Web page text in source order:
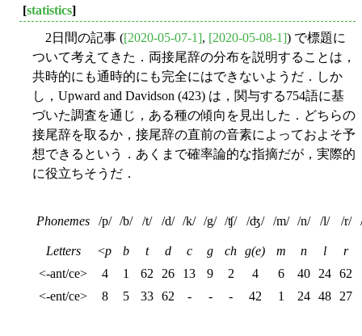
[statistics]
2日間の記事 ([2020-05-07-1], [2020-05-08-1]) で標題に
ついて考えてきた．両接尾辞の分布を説明することは，
共時的にも通時的にも完全にはできないようだ．しか
し，Upward and Davidson (423) は，関与する754語に基
づいた調査を通じ，ある種の傾向を見出した．どちらの
接尾辞を取るか，接尾辞の直前の音素によっておよそ予
想できるという．あくまで確率論的な指摘だが，実際的
に役立ちそうだ．
Phonemes /p/ /b/ /t/ /d/ /k/ /g/ /ʧ/ /ʤ/ /m/ /n/ /l/ /r/
Letters <p b t d c g ch g(e) m n l
r
<-ant/ce>
4 1 62 26 13 9 2 4 6 40 24 62
<-ent/ce>
8 5 33 62 - - - 42 1 24 48 27